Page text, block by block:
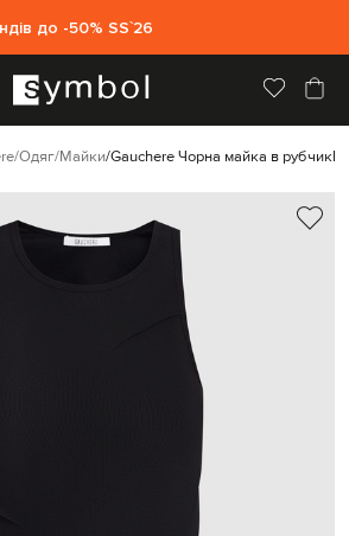
до -50% SS`26
Одяг Майки Gauchere Чорна майка в рубчик